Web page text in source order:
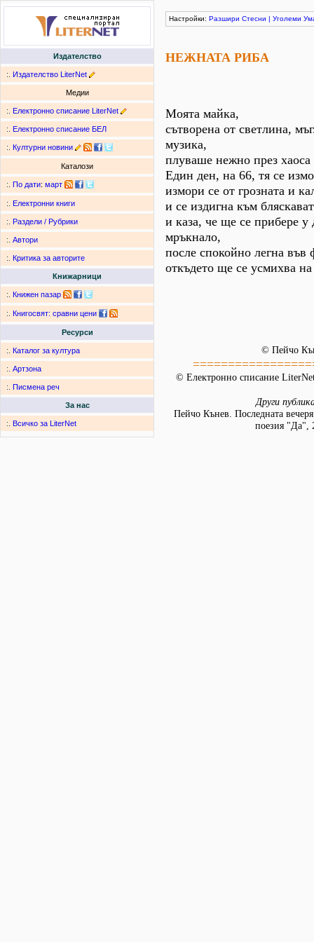
Издателство
:. Издателство LiterNet
Медии
:. Електронно списание LiterNet
:. Електронно списание БЕЛ
:. Културни новини
Каталози
:. По дати: март
:. Електронни книги
:. Раздели / Рубрики
:. Автори
:. Критика за авторите
Книжарници
:. Книжен пазар
:. Книгосвят: сравни цени
Ресурси
:. Каталог за култура
:. Артзона
:. Писмена реч
За нас
:. Всичко за LiterNet
Настройки: Разшири Стесни | Уголеми
НЕЖНАТА РИБА
Моята майка,
сътворена от светлина,
музика,
плуваше нежно през хаоса
Един ден, на 66, тя се
измори се от грозната и
и се издигна към
и каза, че ще се прибере у
мръкнало,
после спокойно легна във
откъдето ще се усмихва на
© Пейчо
© Електронно списание
Други
Пейчо Кънев. Последната
поезия "Да",